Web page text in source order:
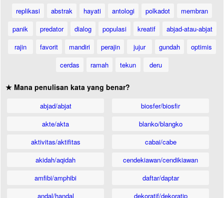
replikasi
abstrak hayati antologi polkadot
membran
panik
predator dialog populasi kreatif
abjad-atau-abjat
rajin
favorit mandiri perajin jujur gundah
optimis
cerdas
ramah tekun deru
★ Mana penulisan kata yang benar?
abjad/abjat
akte/akta
aktivitas/aktifitas
akidah/aqidah
amfibi/amphibi
andal/handal
biosfer/biosfir
blanko/blangko
cabai/cabe
cendekiawan/cendikiawan
daftar/daptar
dekoratif/dekoratip